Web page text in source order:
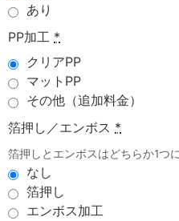
あり
PP加工 *
クリアPP
マットPP
その他（追加料金）
箔押し／エンボス *
箔押しとエンボスはどちらか1つ
なし
箔押し
エンボス加工